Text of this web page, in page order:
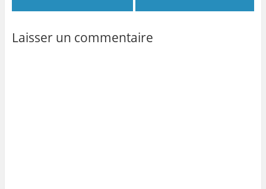
Laisser un commentaire